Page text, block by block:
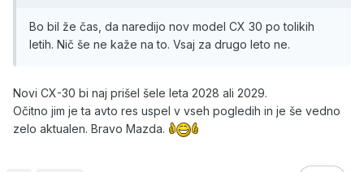
Bo bil že čas, da naredijo nov model CX 30 po tolikih
letih. Nič še ne kaže na to. Vsaj za drugo leto ne.
Novi CX-30 bi naj prišel šele leta 2028 ali 2029.
Očitno jim je ta avto res uspel v vseh pogledih in je še vedno
zelo aktualen. Bravo Mazda.